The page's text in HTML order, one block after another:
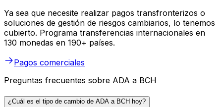
Ya sea que necesite realizar pagos transfronterizos o
soluciones de gestión de riesgos cambiarios, lo tenemos
cubierto. Programa transferencias internacionales en
130 monedas en 190+ países.
Pagos comerciales
Preguntas frecuentes sobre ADA a BCH
¿Cuál es el tipo de cambio de ADA a BCH hoy?